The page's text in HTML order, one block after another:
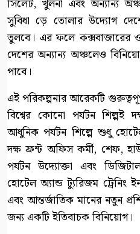
সিলেট, খুলনা এবং অন্যান্য
সুবিধা ড়ে তোলার উদ্যোগ
তুলবে। এর ফলে কক্সবাজারের
দেশের অন্যান্য অঞ্চলেও
পাবে।
এই পরিকল্পনার আরেকটি
বিশ্বের কোনো পর্যটন
আধুনিক পর্যটন শিল্পে শুধু
দক্ষ ফ্রন্ট অফিস কর্মী, শেফ,
পর্যটন উদ্যোক্তা এবং
হোটেল অ্যান্ড ট্যুরিজম ট্রেনিং
এবং আন্তর্জাতিক মানের নতুন
জন্য একটি ইতিবাচক বিনিয়োগ।